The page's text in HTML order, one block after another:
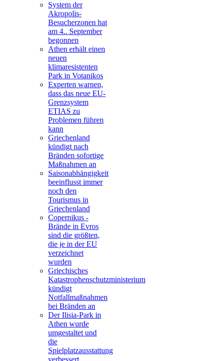
System der
Akropolis-
Besucherzonen hat
am 4.. September
begonnen
Athen erhält einen
neuen
klimaresistenten
Park in Votanikos
Experten warnen,
dass das neue EU-
Grenzsystem
ETIAS zu
Problemen führen
kann
Griechenland
kündigt nach
Bränden sofortige
Maßnahmen an
Saisonabhängigkeit
beeinflusst immer
noch den
Tourismus in
Griechenland
Copernikus -
Brände in Evros
sind die größten,
die je in der EU
verzeichnet
wurden
Griechisches
Katastrophenschutzministerium
kündigt
Notfallmaßnahmen
bei Bränden an
Der Ilisia-Park in
Athen wurde
umgestaltet und
die
Spielplatzausstattung
verbessert